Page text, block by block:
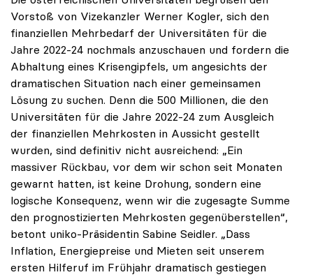
Vorstoß von Vizekanzler Werner Kogler, sich den
finanziellen Mehrbedarf der Universitäten für die
Jahre 2022-24 nochmals anzuschauen und fordern die
Abhaltung eines Krisengipfels, um angesichts der
dramatischen Situation nach einer gemeinsamen
Lösung zu suchen. Denn die 500 Millionen, die den
Universitäten für die Jahre 2022-24 zum Ausgleich
der finanziellen Mehrkosten in Aussicht gestellt
wurden, sind definitiv nicht ausreichend: „Ein
massiver Rückbau, vor dem wir schon seit Monaten
gewarnt hatten, ist keine Drohung, sondern eine
logische Konsequenz, wenn wir die zugesagte Summe
den prognostizierten Mehrkosten gegenüberstellen“,
betont uniko-Präsidentin Sabine Seidler. „Dass
Inflation, Energiepreise und Mieten seit unserem
ersten Hilferuf im Frühjahr dramatisch gestiegen